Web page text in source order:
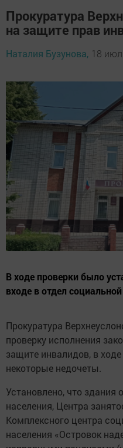
Прокуратура
на защите прав
Наталия Бузунова, 18
В ходе проверки было
входе в отдел
Прокуратура
проверку исполнения
защите инвалидов, в
некоторые недочеты.
Установлено, что
населения, Центра
Комплексного центра
населения «Островок